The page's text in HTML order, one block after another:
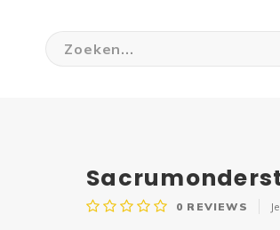
0 REVIEWS